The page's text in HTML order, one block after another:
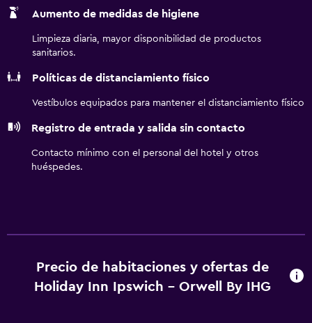
personas de negocios incluyen escritorio y teléfono. Se
ocio y esparcimiento en este hotel incluyen gimnasio.
Aumento de medidas de higiene
Limpieza diaria, mayor disponibilidad de productos
sanitarios.
Políticas de distanciamiento físico
Vestíbulos equipados para mantener el distanciamiento físico
Registro de entrada y salida sin contacto
Contacto mínimo con el personal del hotel y otros
huéspedes.
Precio de habitaciones y ofertas de
Holiday Inn Ipswich - Orwell By IHG